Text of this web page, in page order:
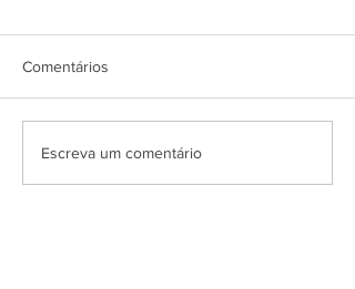
Comentários
Escreva um comentário